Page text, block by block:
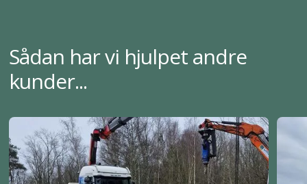
Sådan har vi hjulpet andre
kunder...